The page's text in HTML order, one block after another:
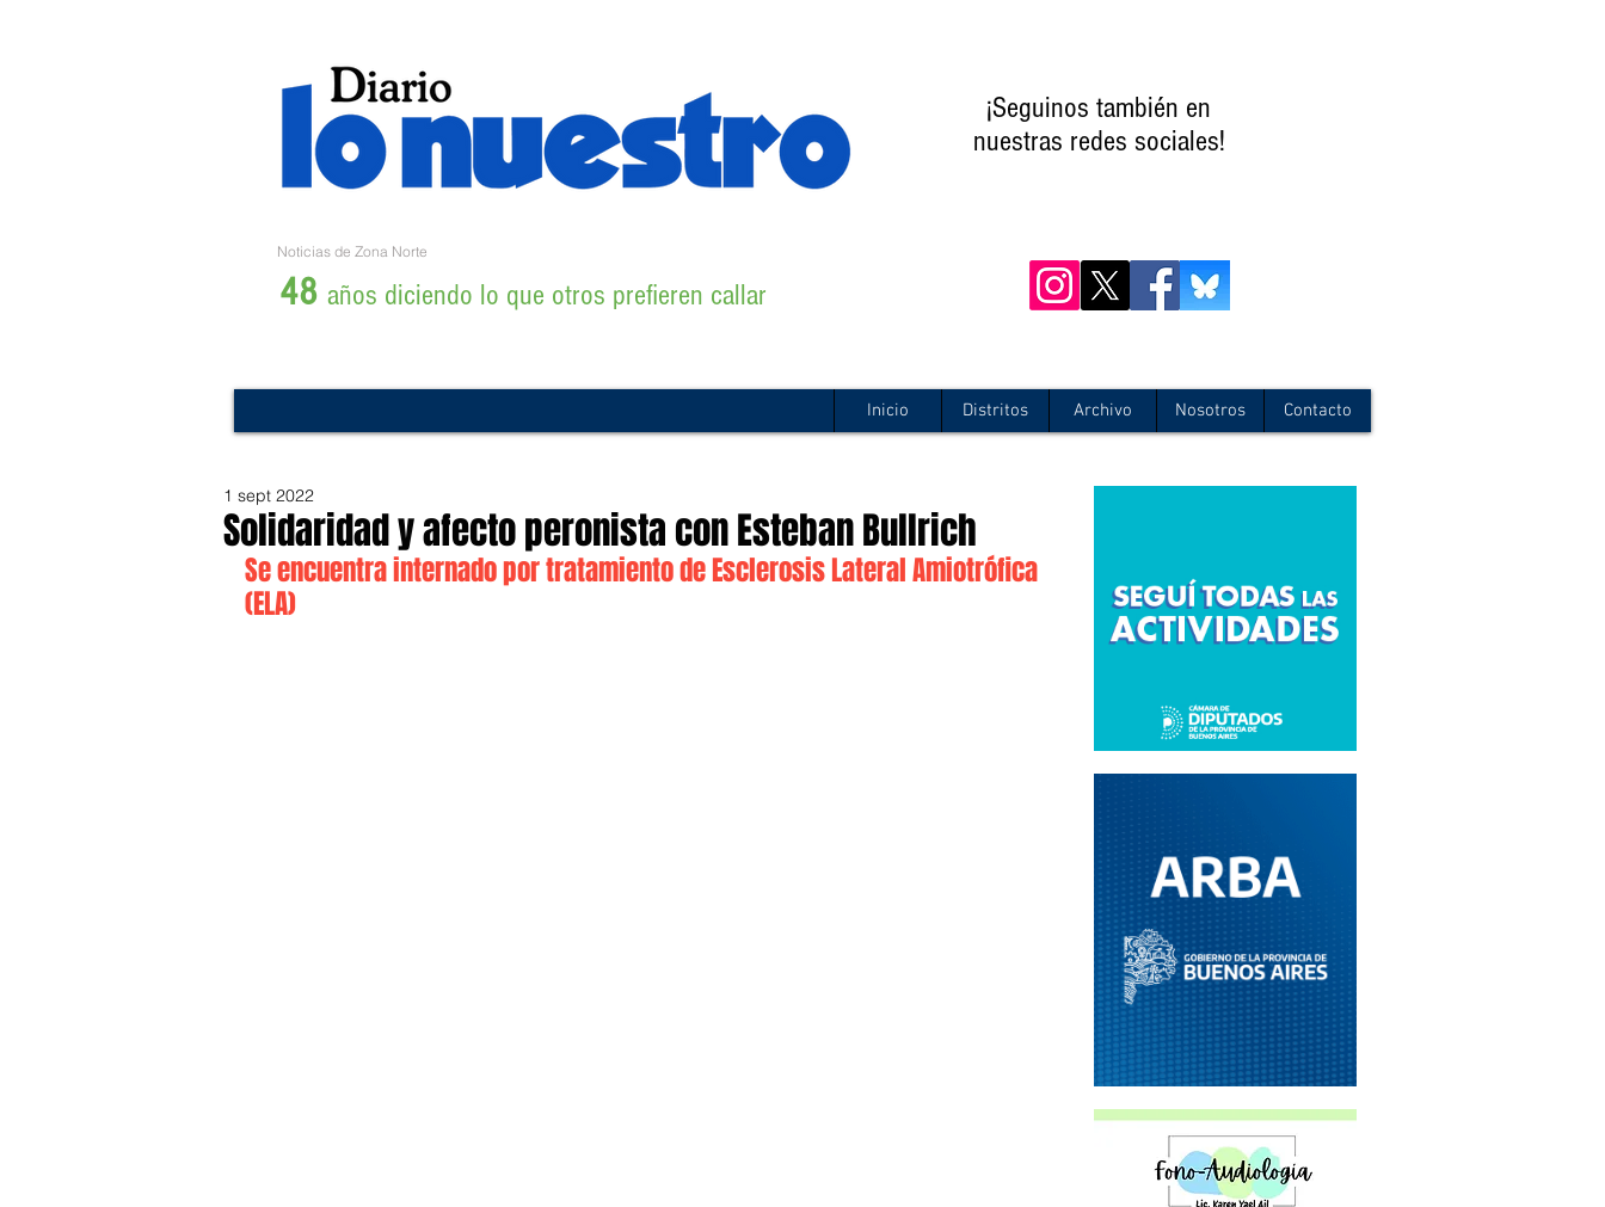
¡Seguinos también en
nuestras redes sociales!
Noticias de Zona Norte
48 años diciendo lo que otros prefieren callar
Inicio Distritos Archivo Nosotros Contacto
Solidaridad y afecto peronista con Esteban Bullrich
1 sept 2022
Se encuentra internado por tratamiento de Esclerosis Lateral Amiotrófica
(ELA)